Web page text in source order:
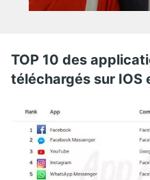
TOP 10 des
téléchargés sur IOS